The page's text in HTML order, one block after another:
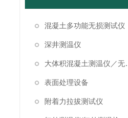
混凝土多功能无损测试仪
深井测温仪
大体积
表面处理设备
附着力拉拔测试仪